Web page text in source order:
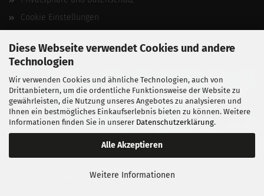
Diese Webseite verwendet Cookies und andere
Technologien
Wir verwenden Cookies und ähnliche Technologien, auch von
Drittanbietern, um die ordentliche Funktionsweise der Website zu
gewährleisten, die Nutzung unseres Angebotes zu analysieren und
Ihnen ein bestmögliches Einkaufserlebnis bieten zu können. Weitere
Informationen finden Sie in unserer Datenschutzerklärung.
Alle Akzeptieren
Weitere Informationen
Cookie Einstellungen
Vertrag widerrufen
Entwickelt vonfabian heinz webdesign